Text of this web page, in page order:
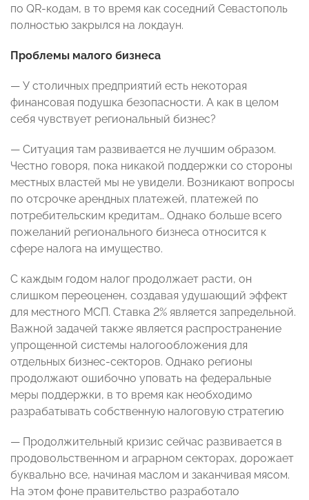
по QR-кодам, в то время как соседний Севастополь
полностью закрылся на локдаун.
Проблемы малого бизнеса
— У столичных предприятий есть некоторая
финансовая подушка безопасности. А как в целом
себя чувствует региональный бизнес?
— Ситуация там развивается не лучшим образом.
Честно говоря, пока никакой поддержки со стороны
местных властей мы не увидели. Возникают вопросы
по отсрочке арендных платежей, платежей по
потребительским кредитам… Однако больше всего
пожеланий регионального бизнеса относится к
сфере налога на имущество.
С каждым годом налог продолжает расти, он
слишком переоценен, создавая удушающий эффект
для местного МСП. Ставка 2% является запредельной.
Важной задачей также является распространение
упрощенной системы налогообложения для
отдельных бизнес-секторов. Однако регионы
продолжают ошибочно уповать на федеральные
меры поддержки, в то время как необходимо
разрабатывать собственную налоговую стратегию
— Продолжительный кризис сейчас развивается в
продовольственном и аграрном секторах, дорожает
буквально все, начиная маслом и заканчивая мясом.
На этом фоне правительство разработало